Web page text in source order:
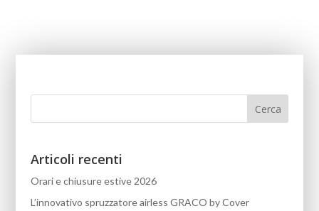
Articoli recenti
Orari e chiusure estive 2026
L’innovativo spruzzatore airless GRACO by Cover